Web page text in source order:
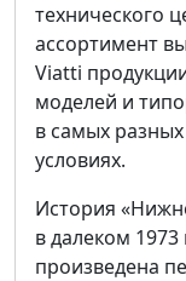
технического
ассортимент
Viatti
моделей и
в самых
условиях.
История
в далеком
произведена